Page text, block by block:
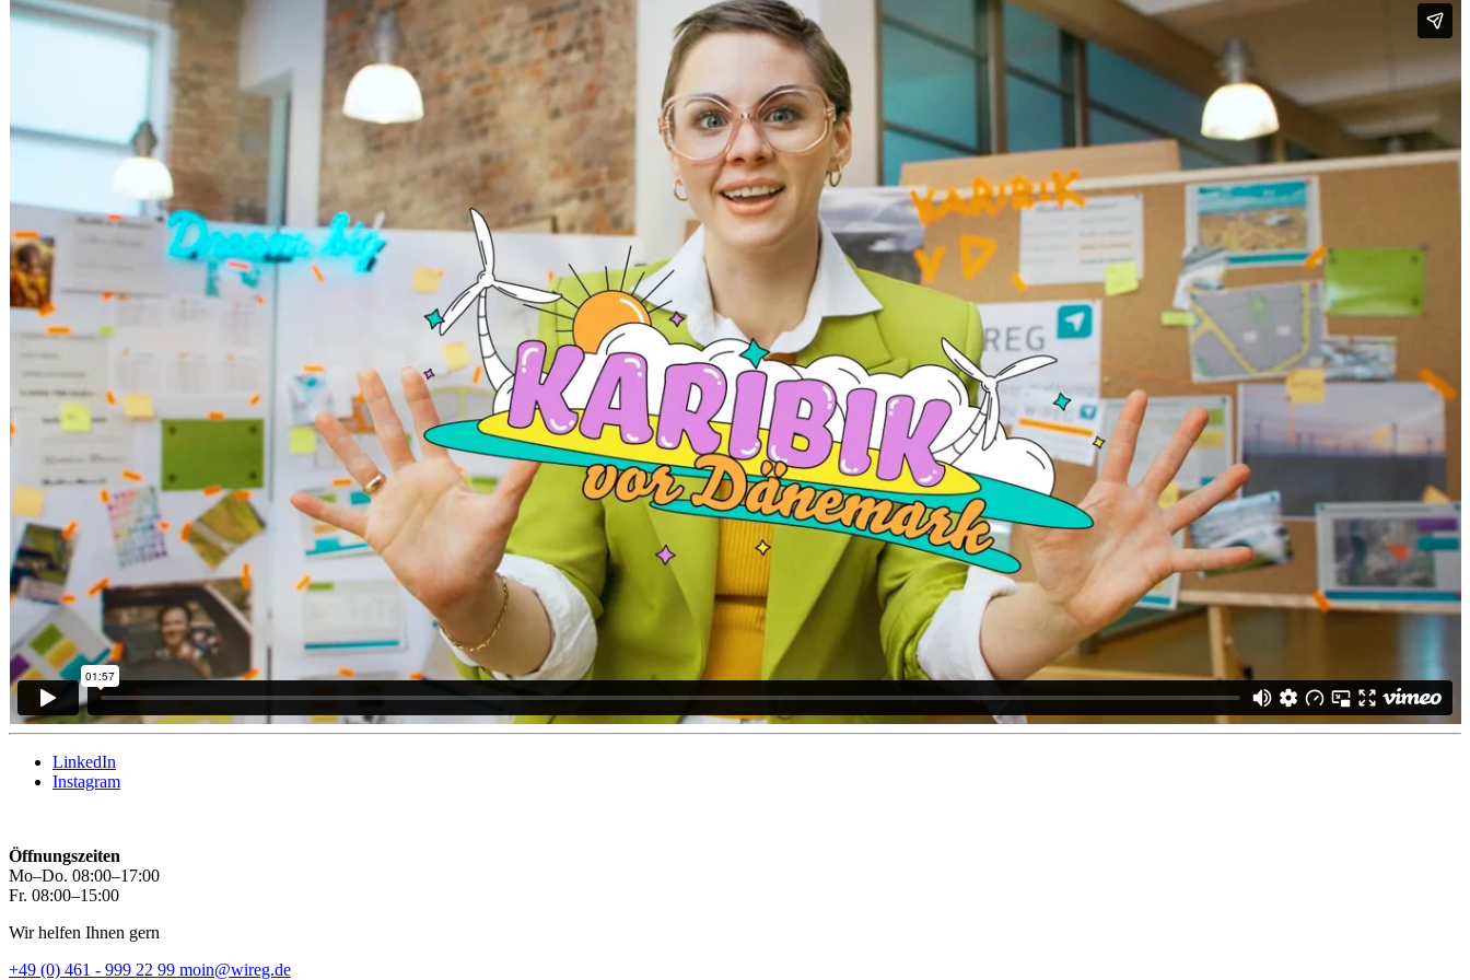
LinkedIn
Instagram
Öffnungszeiten
Mo–Do. 08:00–17:00
Fr. 08:00–15:00
Wir helfen Ihnen gern
+49 (0) 461 - 999 22 99 moin@wireg.de